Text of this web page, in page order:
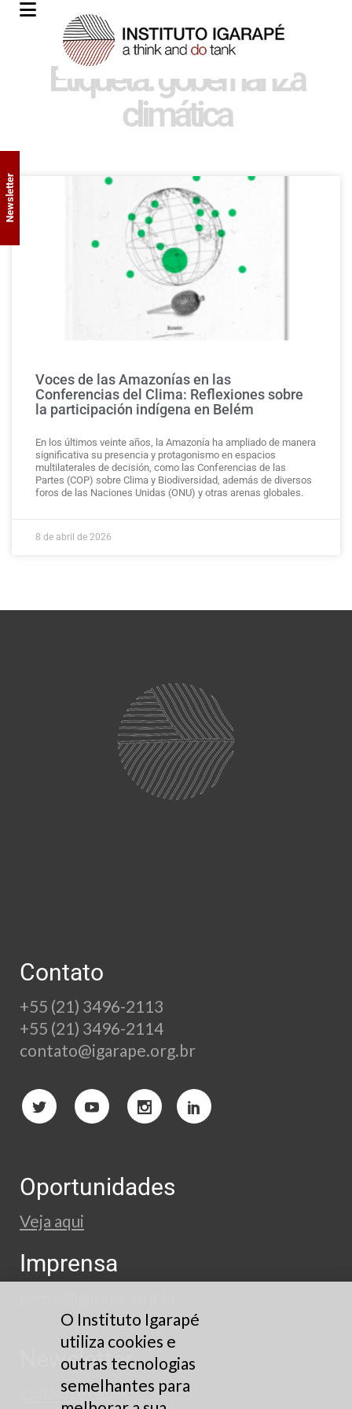
Etiqueta: gobernanza
climática
Voces de las Amazonías en las
Conferencias del Clima: Reflexiones sobre
la participación indígena en Belém
En los últimos veinte años, la Amazonía ha ampliado de manera
significativa su presencia y protagonismo en espacios
multilaterales de decisión, como las Conferencias de las
Partes (COP) sobre Clima y Biodiversidad, además de diversos
foros de las Naciones Unidas (ONU) y otras arenas globales.
8 de abril de 2026
Contato
+55 (21) 3496-2113
+55 (21) 3496-2114
contato@igarape.org.br
Oportunidades
Veja aqui
Imprensa
Newsletter
Cadastre-se
Newsletter
O Instituto Igarapé
utiliza cookies e
outras tecnologias
semelhantes para